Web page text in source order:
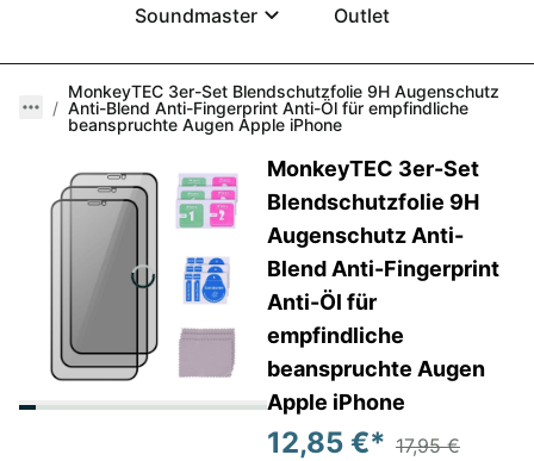
Soundmaster
Outlet
MonkeyTEC 3er-Set Blendschutzfolie 9H Augenschutz
Anti-Blend Anti-Fingerprint Anti-Öl für empfindliche
beanspruchte Augen Apple iPhone
MonkeyTEC 3er-Set
Blendschutzfolie 9H
Augenschutz Anti-
Blend Anti-Fingerprint
Anti-Öl für
empfindliche
beanspruchte Augen
Apple iPhone
12,85 €* 17,95 €